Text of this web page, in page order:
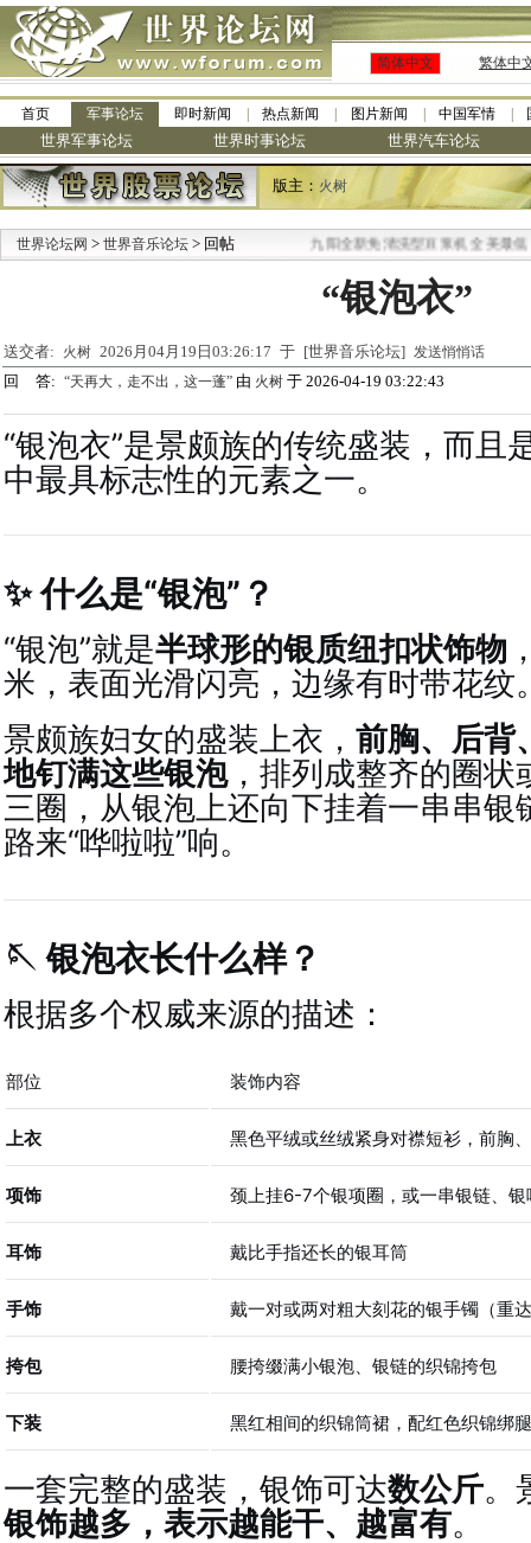
简体中文 繁体中
首页 军事论坛 即时新闻 热点新闻 图片新闻 中国军情
世界军事论坛 世界时事论坛 世界汽车论坛
版主： 火树
世界论坛网 > 世界音乐论坛 > 回帖 九阳全新免清洗型豆浆机 全美最低
“银泡衣”
送交者: 火树 2026月04月19日03:26:17 于 [世界音乐论坛] 发送悄悄话
回 答: “天再大，走不出，这一蓬” 由 火树 于 2026-04-19 03:22:43
“银泡衣”是景颇族的传统盛装，而且
中最具标志性的元素之一。
✨ 什么是“银泡”？
“银泡”就是半球形的银质纽扣状饰物
米，表面光滑闪亮，边缘有时带花纹
景颇族妇女的盛装上衣， 前胸、后背
地钉满这些银泡，排列成整齐的圈状
三圈，从银泡上还向下挂着一串串银
路来“哗啦啦”响。
🪡 银泡衣长什么样？
根据多个权威来源的描述 ：
部位 装饰内容
上衣 黑色平绒或丝绒紧身对襟短衫，前胸
项饰 颈上挂6-7个银项圈，或一串银链、银
耳饰 戴比手指还长的银耳筒
手饰 戴一对或两对粗大刻花的银手镯（重
挎包 腰挎缀满小银泡、银链的织锦挎包
下装 黑红相间的织锦筒裙，配红色织锦绑腿
一套完整的盛装，银饰可达数公斤。
银饰越多，表示越能干、越富有。